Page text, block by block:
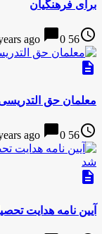
برای فرهنگیان
access_time
56 years ago
chat_bubble0
description
معلمان حق
access_time
56 years ago
chat_bubble0
description
آیین نامه هدایت